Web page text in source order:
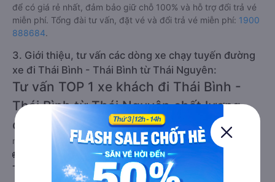
để có giá rẻ nhất, đảm bảo giữ chỗ 100% và hỗ trợ đổi trả vé
miễn phí. Tổng đài tư vấn, đặt vé và đổi trả vé miễn phí: 1900
888684.
3. Giới thiệu, tư vấn các dòng xe chạy tuyến đường
xe đi Thái Bình - Thái Bình từ Thái Nguyên:
Tư vấn TOP 1 xe khách đi Thái Bình -
Thái Bình từ Thái Nguyên chất lượng
cao, uy tín, giá rẻ nhất 08/2026
null
🚌 1. Xe Khánh Hương khởi hành tại Tổ 16, phường
Tân Long